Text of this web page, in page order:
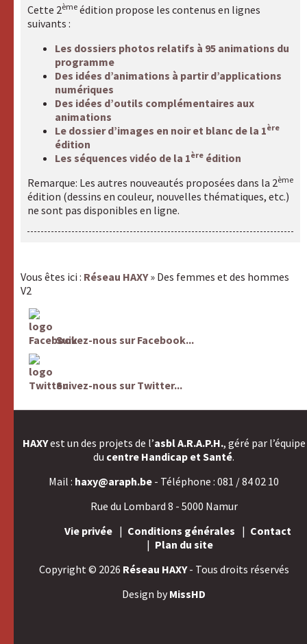
HAXY
mental
HAXY
moteur
Cette 2ème édition propose les contenus en lignes
suivants :
Les dossiers photos relatifs à 95 animations du
programme
Des idées d’animations à partir d’applications
numériques
Des idées d’outils complémentaires aux
animations
Le dossier d’images en noir et blanc de la 1ère
édition
Les séquences vidéo de la 1ère édition
Remarque: Les autres nouveautés proposées dans la 2ème
édition (dessins en couleur, nouvelles thématiques, etc.)
ne sont pas disponibles en ligne.
Vous êtes ici : Réseau HAXY» Des femmes et des hommes
V2
Suivez-nous sur Facebook...
Suivez-nous sur Twitter...
HAXYest un des projets de l’asbl A.R.A.P.H., géré par l’équipe
du centre Handicap et Santé.
Mail : haxy@araph.be - Téléphone : 081 / 84 02 10
Rue du Lombard 8 - 5000 Namur
Vie privée
Conditions générales
Contact
Plan du site
Copyright © 2026 Réseau HAXY- Tous droits réservés
Design by MissHD